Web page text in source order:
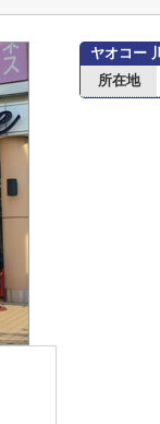
ヤオコー
所在地